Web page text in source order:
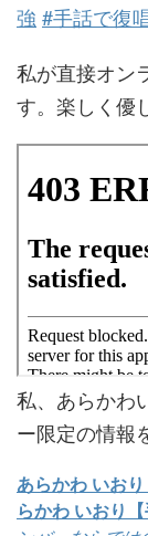
強 #手話で復
私が直接オン
す。楽しく優
私、あらかわ
ー限定の情報
あらかわ いおり
らかわ いおり【